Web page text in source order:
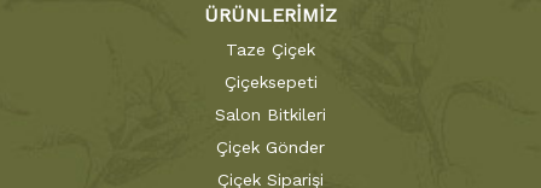
ÜRÜNLERİMİZ
Taze Çiçek
Çiçeksepeti
Salon Bitkileri
Çiçek Gönder
Çiçek Siparişi